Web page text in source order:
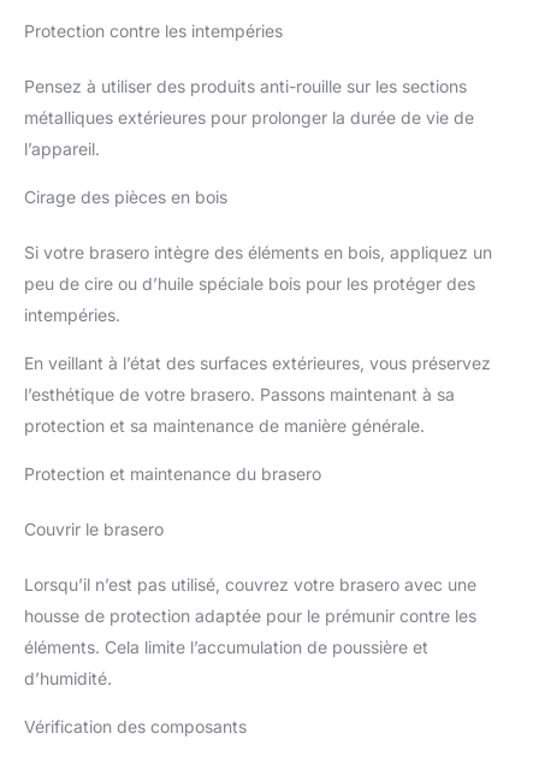
Protection contre les intempéries
Pensez à utiliser des produits anti-rouille sur les sections
métalliques extérieures pour prolonger la durée de vie de
l’appareil.
Cirage des pièces en bois
Si votre brasero intègre des éléments en bois, appliquez un
peu de cire ou d’huile spéciale bois pour les protéger des
intempéries.
En veillant à l’état des surfaces extérieures, vous préservez
l’esthétique de votre brasero. Passons maintenant à sa
protection et sa maintenance de manière générale.
Protection et maintenance du brasero
Couvrir le brasero
Lorsqu’il n’est pas utilisé, couvrez votre brasero avec une
housse de protection adaptée pour le prémunir contre les
éléments. Cela limite l’accumulation de poussière et
d’humidité.
Vérification des composants